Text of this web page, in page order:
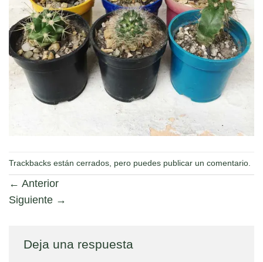
Trackbacks están cerrados, pero puedes publicar un comentario
← Anterior
Siguiente →
Deja una respuesta